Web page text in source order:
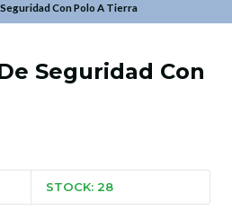
Con Polo A Tierra
Seguridad Con
STOCK: 28